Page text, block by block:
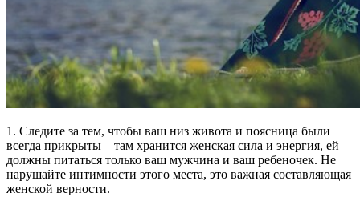
1. Следите за тем, чтобы ваш низ живота и поясница были
всегда прикрыты – там хранится женская сила и энергия, ей
должны питаться только ваш мужчина и ваш ребеночек. Не
нарушайте интимности этого места, это важная составляющая
женской верности.